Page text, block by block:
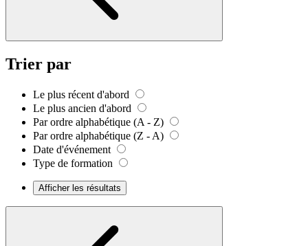
Trier par
Le plus récent d'abord
Le plus ancien d'abord
Par ordre alphabétique (A - Z)
Par ordre alphabétique (Z - A)
Date d'événement
Type de formation
Afficher les résultats